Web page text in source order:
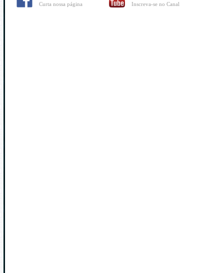
Curta nossa página Inscreva-se no Canal